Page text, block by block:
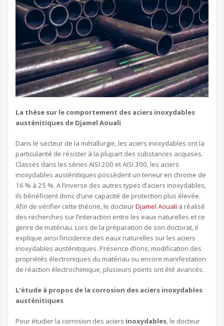
La thèse sur le comportement des aciers inoxydables
austénitiques de Djamel Aouali
Dans le secteur de la métallurgie, les aciers inoxydables ont la
particularité de résister à la plupart des substances acquises.
Classés dans les séries AISI 200 et AISI 300, les aciers
inoxydables austénitiques possèdent un teneur en chrome de
16 % à 25 %. A l’inverse des autres types d’aciers inoxydables,
ils bénéficient donc d’une capacité de protection plus élevée.
Afin de vérifier cette théorie, le docteurDjamel Aouali a réalisé
des recherches sur l’interaction entre les eaux naturelles et ce
genre de matériau. Lors de la préparation de son doctorat, il
explique ainsi l’incidence des eaux naturelles sur les aciers
inoxydables austénitiques. Présence d’ions, modification des
propriétés électroniques du matériau ou encore manifestation
de réaction électrochimique, plusieurs points ont été avancés.
L’étude à propos de la corrosion des aciers inoxydables
austénitiques
Pour étudier la corrosion des aciers inoxydables, le docteur